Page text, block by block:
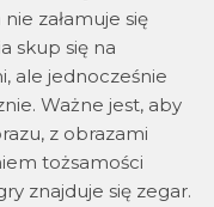
załamuje się
skup się na
ale jednocześnie
Ważne jest, aby
z obrazami
tożsamości
znajduje się zegar.